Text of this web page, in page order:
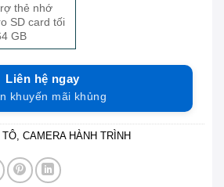
thẻ nhớ
SD card tối
GB
Liên hệ ngay
khuyến mãi khủng
TÔ CAMERA HÀNH TRÌNH